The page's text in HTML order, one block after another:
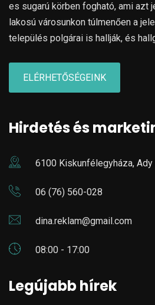
es sugarú körben fogható, ami azt
lakosú városunkon túlmenően a
település polgárai is hallják, és
ELÉRHETŐSÉGEINK
Hirdetés és
6100 Kiskunfélegyháza, Ady
06 (76) 560-028
dina.reklam@gmail.com
08:00 - 17:00
Legújabb hírek